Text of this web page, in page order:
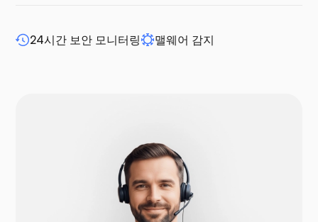
드루팔
24시간 보안 모니터링 맬웨어 감지